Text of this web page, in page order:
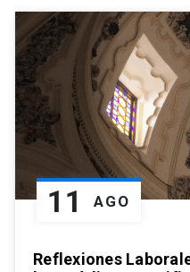
11 AGO
Reflexiones